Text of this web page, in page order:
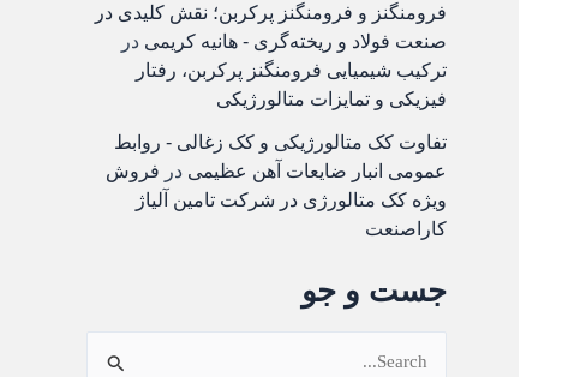
فرومنگنز و فرومنگنز پرکربن؛ نقش کلیدی در
صنعت فولاد و ریخته‌گری - هانیه کریمی در
ترکیب شیمیایی فرومنگنز پرکربن، رفتار
فیزیکی و تمایزات متالورژیکی
تفاوت کک متالورژیکی و کک زغالی - روابط
عمومی انبار ضایعات آهن عظیمی در فروش
ویژه کک متالورژی در شرکت تامین آلیاژ
کاراصنعت
جست و جو